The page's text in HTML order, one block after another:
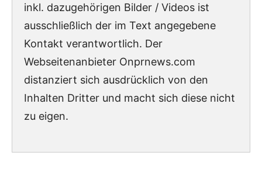
inkl. dazugehörigen Bilder / Videos ist
ausschließlich der im Text angegebene
Kontakt verantwortlich. Der
Webseitenanbieter Onprnews.com
distanziert sich ausdrücklich von den
Inhalten Dritter und macht sich diese nicht
zu eigen.